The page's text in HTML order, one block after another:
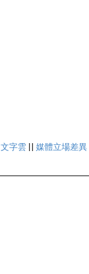
文字雲 || 媒體立場差異